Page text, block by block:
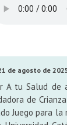
de agosto de
A tu Salud de
de
Juego para la